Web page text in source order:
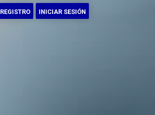
REGISTRO INICIAR SESIÓN